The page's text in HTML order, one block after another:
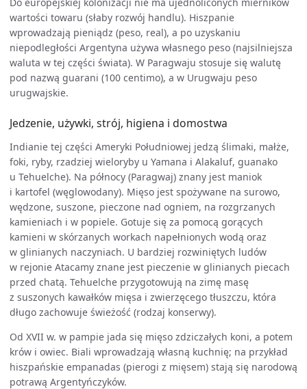
wartości towaru (słaby rozwój handlu). Hiszpanie
wprowadzają pieniądz (peso, real), a po uzyskaniu
niepodległości Argentyna używa własnego peso (najsilniejsza
waluta w tej części świata). W Paragwaju stosuje się walutę
pod nazwą guarani (100 centimo), a w Urugwaju peso
urugwajskie.
Jedzenie, używki, strój, higiena i domostwa
Indianie tej części Ameryki Południowej jedzą ślimaki, małże,
foki, ryby, rzadziej wieloryby u Yamana i Alakaluf, guanako
u Tehuelche). Na północy (Paragwaj) znany jest maniok
i kartofel (węglowodany). Mięso jest spożywane na surowo,
wędzone, suszone, pieczone nad ogniem, na rozgrzanych
kamieniach i w popiele. Gotuje się za pomocą gorących
kamieni w skórzanych workach napełnionych wodą oraz
w glinianych naczyniach. U bardziej rozwiniętych ludów
w rejonie Atacamy znane jest pieczenie w glinianych piecach
przed chatą. Tehuelche przygotowują na zimę masę
z suszonych kawałków mięsa i zwierzęcego tłuszczu, która
długo zachowuje świeżość (rodzaj konserwy).
Od XVII w. w pampie jada się mięso zdziczałych koni, a potem
krów i owiec. Biali wprowadzają własną kuchnię; na przykład
hiszpańskie empanadas (pierogi z mięsem) stają się narodową
potrawą Argentyńczyków.